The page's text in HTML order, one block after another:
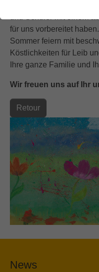
Projektwoche,
für uns vorbereitet
Sommer feiern mit
Köstlichkeiten für Leib
Ihre ganze Familie und
Wir freuen uns auf Ihr
Retour
News